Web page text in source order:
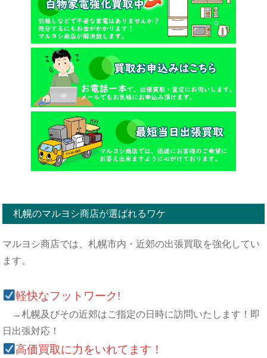
札幌のマルヨシ商店が選ばれるワケ
マルヨシ商店では、札幌市内・近郊の出張買取を強化してい
ます。
軽快なフットワーク!
→札幌及びその近郊はご指定の日時に訪問いたします！即
日出張対応！
高価買取に力をいれてます！